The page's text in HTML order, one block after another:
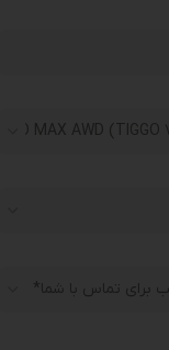
برای تماس با شما*